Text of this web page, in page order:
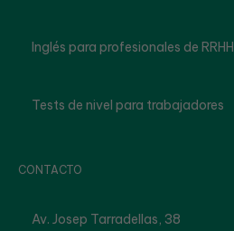
Inglés para profesionales de RRHH
Tests de nivel para trabajadores
CONTACTO
Av. Josep Tarradellas, 38